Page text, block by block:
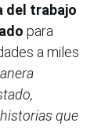
del trabajo
para
a miles
que